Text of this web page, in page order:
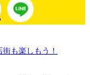
も楽しもう！